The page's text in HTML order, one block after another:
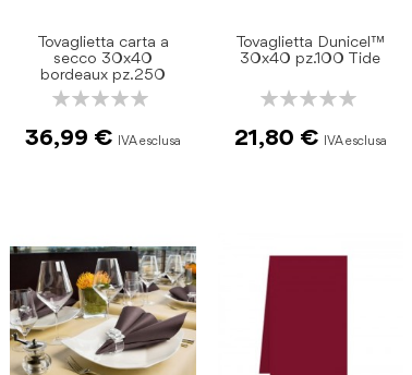
Tovaglietta carta a
secco 30x40
bordeaux pz.250
Rating:
36,99 €
Tovaglietta Dunicel™
30x40 pz.100 Tide
Rating:
21,80 €